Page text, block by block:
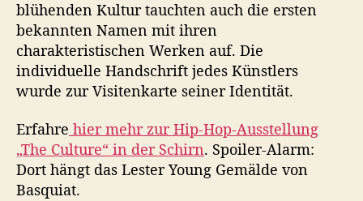
blühenden Kultur tauchten auch die ersten
bekannten Namen mit ihren
charakteristischen Werken auf. Die
individuelle Handschrift jedes Künstlers
wurde zur Visitenkarte seiner Identität.
Erfahre hier mehr zur Hip-Hop-Ausstellung
„The Culture“ in der Schirn. Spoiler-Alarm:
Dort hängt das Lester Young Gemälde von
Basquiat.